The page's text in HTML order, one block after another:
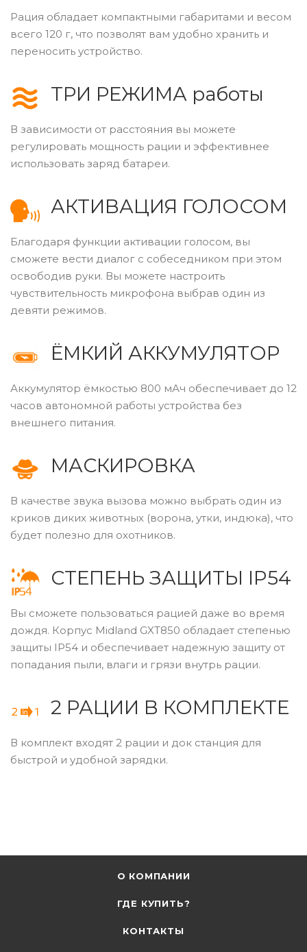
Рация обладает компактными габаритами и весом
всего 120 г, что позволят вам удобно хранить и
переносить устройство.
ТРИ РЕЖИМА работы
В зависимости от расстояния вы можете
регулировать мощность рации и эффективнее
использовать заряд батареи.
АКТИВАЦИЯ ГОЛОСОМ
Благодаря функции активации голосом, вы
сможете вести диалог с собеседником при этом
освободив руки. Вы можете настроить
чувствительность микрофона выбрав один из
девяти режимов.
ЁМКИЙ АККУМУЛЯТОР
Аккумулятор ёмкостью 800 мАч обеспечивает до 12
часов автономной работы устройства без
внешнего питания.
МАСКИРОВКА
В качестве звука вызова можно выбрать один из
криков диких животных (ворона, утки, индюка), что
будет полезно для охотников.
СТЕПЕНЬ ЗАЩИТЫ IP54
Вы сможете пользоваться рацией даже во время
дождя. Корпус Midland GXT850 обладает степенью
защиты IP54 и обеспечивает надежную защиту от
попадания пыли, влаги и грязи внутрь рации.
2 РАЦИИ В КОМПЛЕКТЕ
В комплект входят 2 рации и док станция для
быстрой и удобной зарядки.
О КОМПАНИИ
ГДЕ КУПИТЬ?
КОНТАКТЫ